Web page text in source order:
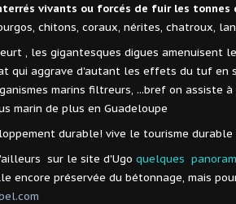
vivants ou forcés de fuir les
chitons, coraux, nérites, chatroux,
, les gigantesques digues amenuisent
qui aggrave d'autant les effets du tuf en
marins filtreurs, ...bref on assiste
marin de plus en Guadeloupe
durable! vive le tourisme durable
sur le site d'Ugo quelques
encore préservée du bétonnage, mais